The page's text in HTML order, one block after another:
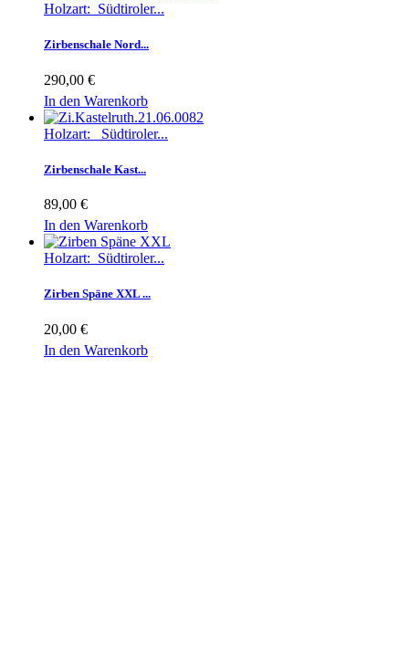
Holzart: Südtiroler...
Zirbenschale Nord...
290,00 €
In den Warenkorb
Holzart: Südtiroler...
Zirbenschale Kast...
89,00 €
In den Warenkorb
Holzart: Südtiroler...
Zirben Späne XXL ...
20,00 €
In den Warenkorb